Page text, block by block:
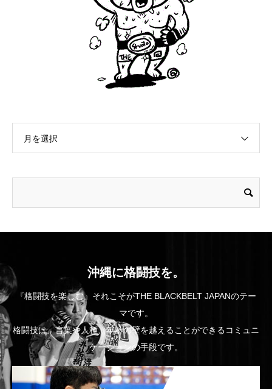
月を選択
沖縄に格闘技を。
『格闘技を楽しむ』それこそがTHE BLACKBELT JAPANのテー
マです。
格闘技は、言葉や人種、年齢の壁を越えることができるコミュニ
ケーションの手段です。